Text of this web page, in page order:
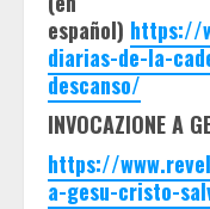
español) https://
diarias-de-la-
descanso/
INVOCAZIONE A
https://
a-gesu-cristo-